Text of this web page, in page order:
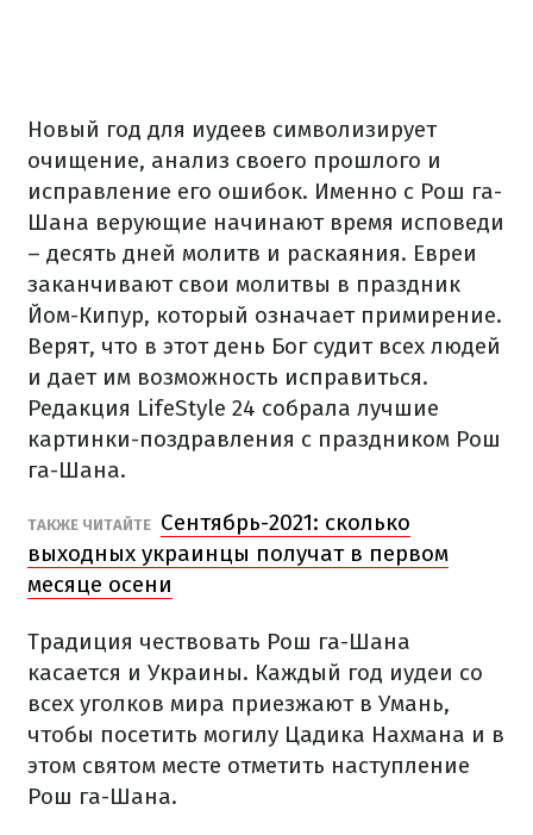
Новый год для иудеев символизирует
очищение, анализ своего прошлого и
исправление его ошибок. Именно с Рош га-
Шана верующие начинают время исповеди
– десять дней молитв и раскаяния. Евреи
заканчивают свои молитвы в праздник
Йом-Кипур, который означает примирение.
Верят, что в этот день Бог судит всех людей
и дает им возможность исправиться.
Редакция LifeStyle 24 собрала лучшие
картинки-поздравления с праздником Рош
га-Шана.
ТАКЖЕ ЧИТАЙТЕ Сентябрь-2021: сколько
выходных украинцы получат в первом
месяце осени
Традиция чествовать Рош га-Шана
касается и Украины. Каждый год иудеи со
всех уголков мира приезжают в Умань,
чтобы посетить могилу Цадика Нахмана и в
этом святом месте отметить наступление
Рош га-Шана.